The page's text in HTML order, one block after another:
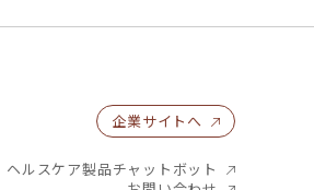
企業サイトへ
ヘルスケア製品チャットボット